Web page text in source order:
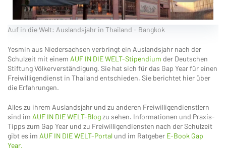
Auf in die Welt: Auslandsjahr in Thailand - Bangkok
Yesmin aus Niedersachsen verbringt ein Auslandsjahr nach der
Schulzeit mit einem AUF IN DIE WELT-Stipendium der Deutschen
Stiftung Völkerverständigung. Sie hat sich für das Gap Year für einen
Freiwilligendienst in Thailand entschieden. Sie berichtet hier über
die Erfahrungen.
Alles zu ihrem Auslandsjahr und zu anderen Freiwilligendienstlern
sind im AUF IN DIE WELT-Blogzu sehen. Informationen und Praxis-
Tipps zum Gap Year und zu Freiwilligendiensten nach der Schulzeit
gibt es im AUF IN DIE WELT-Portal und im Ratgeber E-Book Gap
Year.